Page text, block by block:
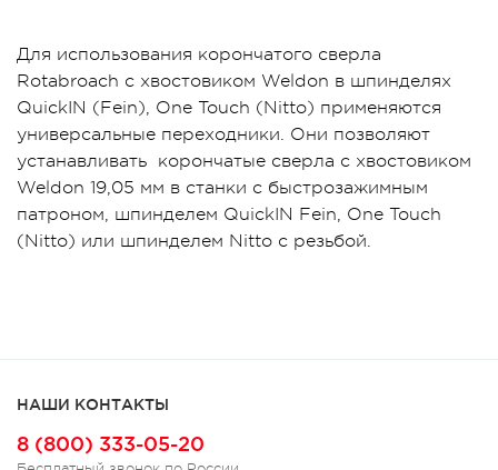
Для использования корончатого сверла
Rotabroach с хвостовиком Weldon в шпинделях
QuickIN (Fein), One Touch (Nitto) применяются
универсальные переходники. Они позволяют
устанавливать корончатые сверла с хвостовиком
Weldon 19,05 мм в станки с быстрозажимным
патроном, шпинделем QuickIN Fein, One Touch
(Nitto) или шпинделем Nitto с резьбой.
НАШИ КОНТАКТЫ
8 (800) 333-05-20